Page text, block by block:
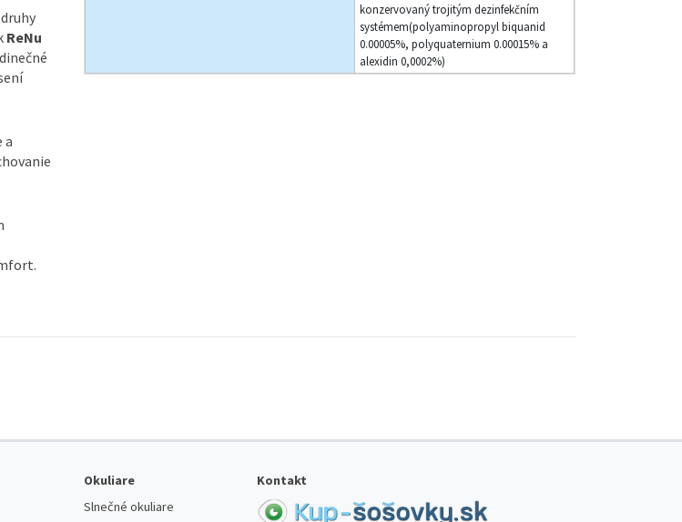
ReNu
a
konzervovaný trojitým dezinfekčním
systémem(polyaminopropyl biquanid
0.00005%, polyquaternium 0.00015% a
alexidin 0,0002%)
Okuliare
Slnečné okuliare
Kontakt